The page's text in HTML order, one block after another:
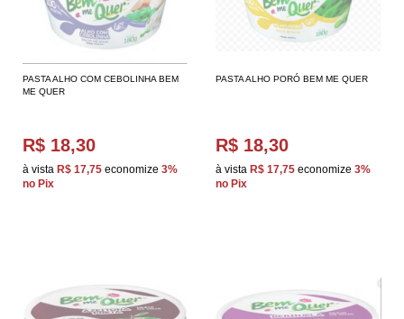
PASTA ALHO COM CEBOLINHA BEM
ME QUER
R$ 18,30
à vista R$ 17,75 economize 3%
no Pix
PASTA ALHO PORÓ BEM ME QUER
R$ 18,30
à vista R$ 17,75 economize 3%
no Pix